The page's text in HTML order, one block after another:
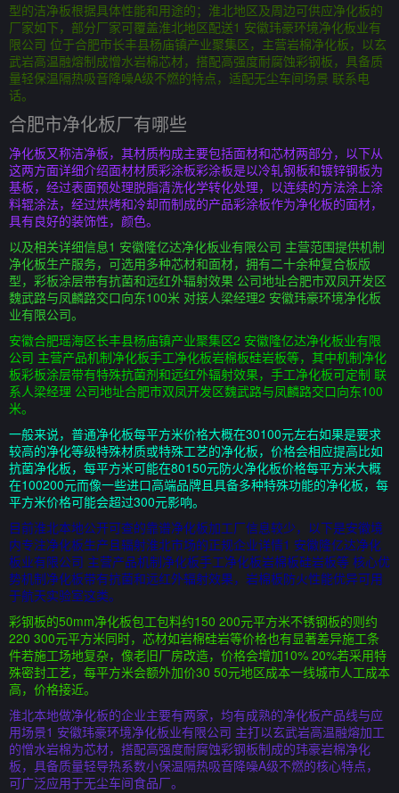
型的洁净板根据具体性能和用途的；淮北地区及周边可供应净化板的
厂家如下，部分厂家可覆盖淮北地区配送1 安徽玮豪环境净化板业有
限公司 位于合肥市长丰县杨庙镇产业聚集区，主营岩棉净化板，以玄
武岩高温融熔制成憎水岩棉芯材，搭配高强度耐腐蚀彩钢板，具备质
量轻保温隔热吸音降噪A级不燃的特点，适配无尘车间场景 联系电
话。
合肥市净化板厂有哪些
净化板又称洁净板，其材质构成主要包括面材和芯材两部分，以下从
这两方面详细介绍面材材质彩涂板彩涂板是以冷轧钢板和镀锌钢板为
基板，经过表面预处理脱脂清洗化学转化处理，以连续的方法涂上涂
料辊涂法，经过烘烤和冷却而制成的产品彩涂板作为净化板的面材，
具有良好的装饰性，颜色。
以及相关详细信息1 安徽隆亿达净化板业有限公司 主营范围提供机制
净化板生产服务，可选用多种芯材和面材，拥有二十余种复合板版
型，彩板涂层带有抗菌和远红外辐射效果 公司地址合肥市双凤开发区
魏武路与凤麟路交口向东100米 对接人梁经理2 安徽玮豪环境净化板
业有限公司。
安徽合肥瑶海区长丰县杨庙镇产业聚集区2 安徽隆亿达净化板业有限
公司 主营产品机制净化板手工净化板岩棉板硅岩板等，其中机制净化
板彩板涂层带有特殊抗菌剂和远红外辐射效果，手工净化板可定制 联
系人梁经理 公司地址合肥市双凤开发区魏武路与凤麟路交口向东100
米。
一般来说，普通净化板每平方米价格大概在30100元左右如果是要求
较高的净化等级特殊材质或特殊工艺的净化板，价格会相应提高比如
抗菌净化板，每平方米可能在80150元防火净化板价格每平方米大概
在100200元而像一些进口高端品牌且具备多种特殊功能的净化板，每
平方米价格可能会超过300元影响。
目前淮北本地公开可查的靠谱净化板加工厂信息较少，以下是安徽境
内专注净化板生产且辐射淮北市场的正规企业详情1 安徽隆亿达净化
板业有限公司 主营产品机制净化板手工净化板岩棉板硅岩板等 核心优
势机制净化板带有抗菌和远红外辐射效果，岩棉板防火性能优异可用
于航天实验室这类。
彩钢板的50mm净化板包工包料约150 200元平方米不锈钢板的则约
220 300元平方米同时，芯材如岩棉硅岩等价格也有显著差异施工条
件若施工场地复杂，像老旧厂房改造，价格会增加10% 20%若采用特
殊密封工艺，每平方米会额外加价30 50元地区成本一线城市人工成本
高，价格接近。
淮北本地做净化板的企业主要有两家，均有成熟的净化板产品线与应
用场景1 安徽玮豪环境净化板业有限公司 主打以玄武岩高温融熔加工
的憎水岩棉为芯材，搭配高强度耐腐蚀彩钢板制成的玮豪岩棉净化
板，具备质量轻导热系数小保温隔热吸音降噪A级不燃的核心特点，
可广泛应用于无尘车间食品厂。